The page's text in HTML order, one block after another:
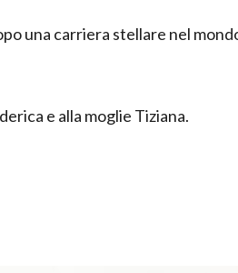
una carriera stellare nel
e alla moglie Tiziana.